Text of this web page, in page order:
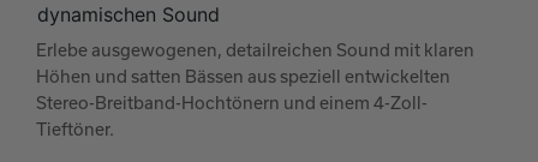
dynamischen Sound
Erlebe ausgewogenen, detailreichen Sound mit klaren
Höhen und satten Bässen aus speziell entwickelten
Stereo-Breitband-Hochtönern und einem 4-Zoll-
Tieftöner.